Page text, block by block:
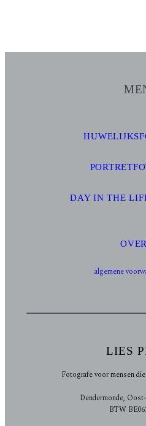
LIES
Fotografe voor mensen
Dendermonde,
BTW
DAY IN THE
algemene